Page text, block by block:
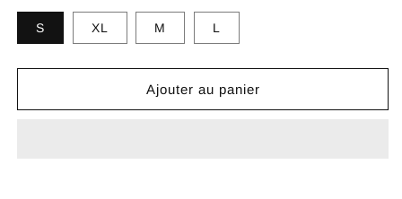
S XL M L
Ajouter au panier